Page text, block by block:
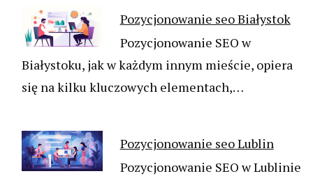
Pozycjonowanie seo Białystok
Pozycjonowanie SEO w
Białystoku, jak w każdym innym mieście, opiera
się na kilku kluczowych elementach,…
Pozycjonowanie seo Lublin
Pozycjonowanie SEO w Lublinie